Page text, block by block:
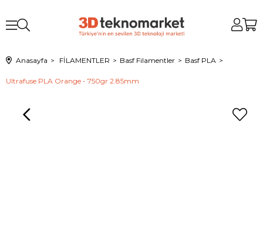
Anasayfa FİLAMENTLER Basf Filamentler Basf PLA
Ultrafuse PLA Orange - 750gr 2.85mm